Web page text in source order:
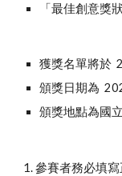
「最佳創意獎
獲獎名單將於
頒獎日期為
頒獎地點為國
1. 參賽者務必填